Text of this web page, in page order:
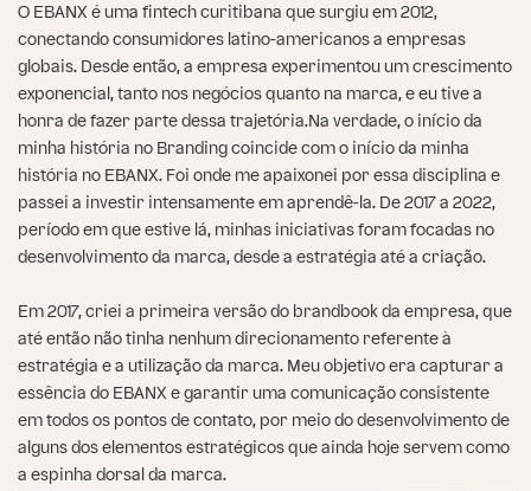
O EBANX é uma fintech curitibana que surgiu em 2012,
conectando consumidores latino-americanos a empresas
globais. Desde então, a empresa experimentou um crescimento
exponencial, tanto nos negócios quanto na marca, e eu tive a
honra de fazer parte dessa trajetória.Na verdade, o início da
minha história no Branding coincide com o início da minha
história no EBANX. Foi onde me apaixonei por essa disciplina e
passei a investir intensamente em aprendê-la. De 2017 a 2022,
período em que estive lá, minhas iniciativas foram focadas no
desenvolvimento da marca, desde a estratégia até a criação.
Em 2017, criei a primeira versão do brandbook da empresa, que
até então não tinha nenhum direcionamento referente à
estratégia e a utilização da marca. Meu objetivo era capturar a
essência do EBANX e garantir uma comunicação consistente
em todos os pontos de contato, por meio do desenvolvimento de
alguns dos elementos estratégicos que ainda hoje servem como
a espinha dorsal da marca.